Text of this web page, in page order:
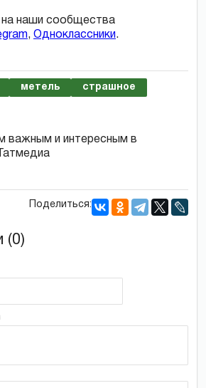
на наши сообщества
, Одноклассники.
метель страшное
важным и интересным в
Татмедиа
Поделиться:
(0)